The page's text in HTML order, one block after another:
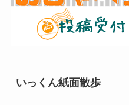
いっくん紙面散歩